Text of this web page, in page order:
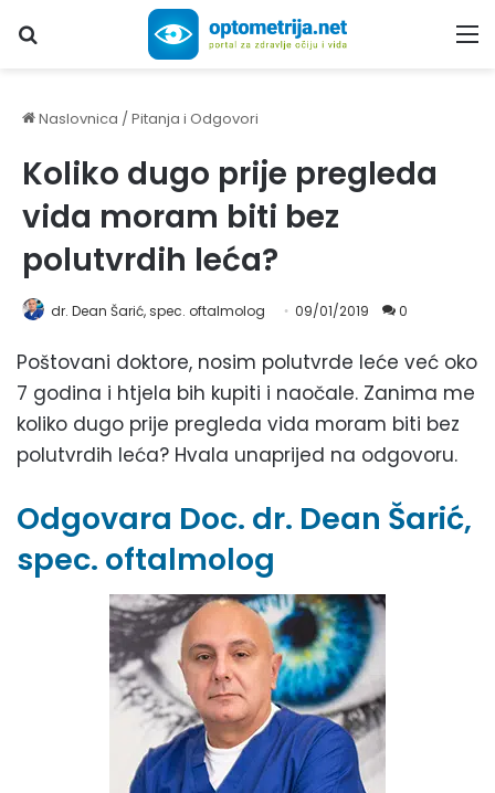
Upiši traženi pojam...
Naslovnica /Pitanja i Odgovori
Koliko dugo prije pregleda
vida moram biti bez
polutvrdih leća?
dr. Dean Šarić, spec. oftalmolog 09/01/2019 0
Poštovani doktore, nosim polutvrde leće već oko
7 godina i htjela bih kupiti i naočale. Zanima me
koliko dugo prije pregleda vida moram biti bez
polutvrdih leća? Hvala unaprijed na odgovoru.
Odgovara Doc. dr. Dean Šarić,
spec. oftalmolog